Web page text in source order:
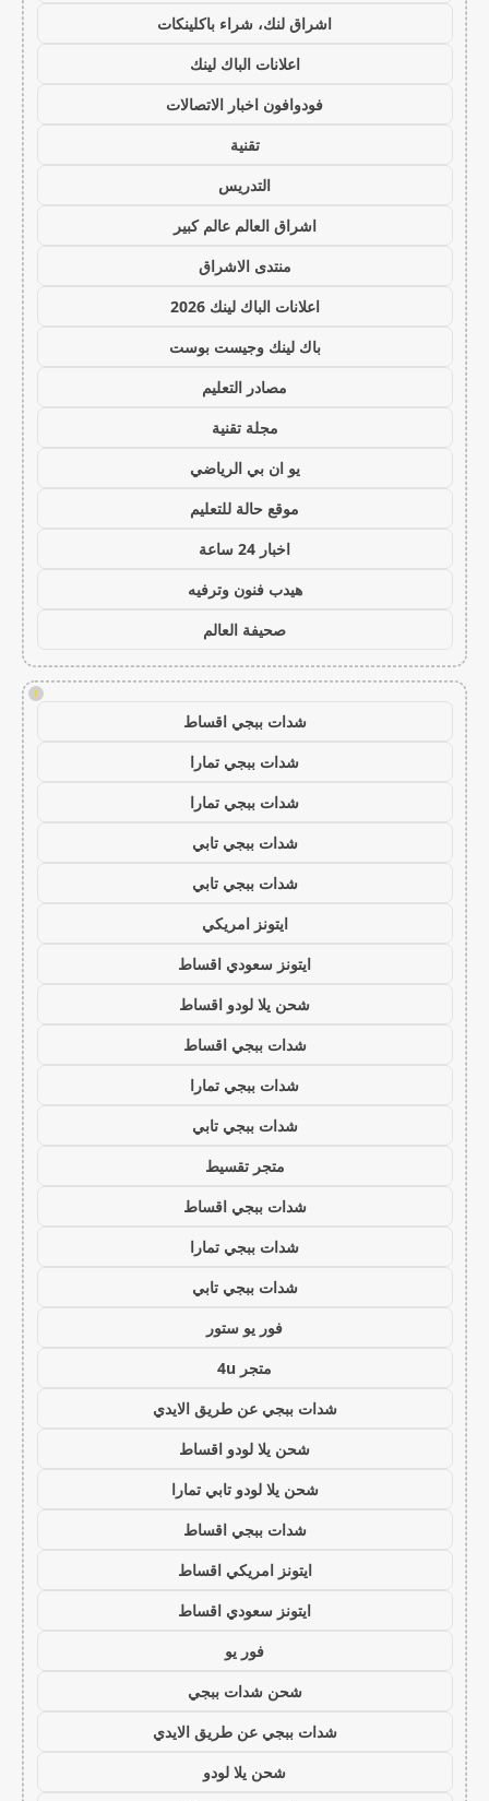
اشراق لنك، شراء باكلينكات
اعلانات الباك لينك
فودوافون اخبار الاتصالات
تقنية
التدريس
اشراق العالم عالم كبير
منتدى الاشراق
اعلانات الباك لينك 2026
باك لينك وجيست بوست
مصادر التعليم
مجلة تقنية
يو ان بي الرياضي
موقع حالة للتعليم
اخبار 24 ساعة
هيدب فنون وترفيه
صحيفة العالم
!
شدات ببجي اقساط
شدات ببجي تمارا
شدات ببجي تمارا
شدات ببجي تابي
شدات ببجي تابي
ايتونز امريكي
ايتونز سعودي اقساط
شحن يلا لودو اقساط
شدات ببجي اقساط
شدات ببجي تمارا
شدات ببجي تابي
متجر تقسيط
شدات ببجي اقساط
شدات ببجي تمارا
شدات ببجي تابي
فور يو ستور
متجر 4u
شدات ببجي عن طريق الايدي
شحن يلا لودو اقساط
شحن يلا لودو تابي تمارا
شدات ببجي اقساط
ايتونز امريكي اقساط
ايتونز سعودي اقساط
فور يو
شحن شدات ببجي
شدات ببجي عن طريق الايدي
شحن يلا لودو